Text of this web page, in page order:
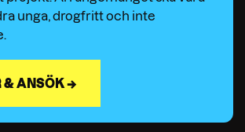
unga, drogfritt och inte
& ANSÖK →